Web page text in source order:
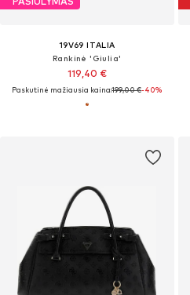
19V69 ITALIA
Rankinė 'Giulia'
119,40 €
Paskutinė mažiausia kaina:199,00 €-40%